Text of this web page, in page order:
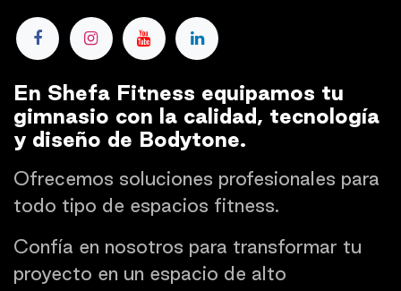
En Shefa Fitness equipamos tu
gimnasio con la calidad, tecnología
y diseño de Bodytone.
Ofrecemos soluciones profesionales para
todo tipo de espacios fitness.
Confía en nosotros para transformar tu
proyecto en un espacio de alto